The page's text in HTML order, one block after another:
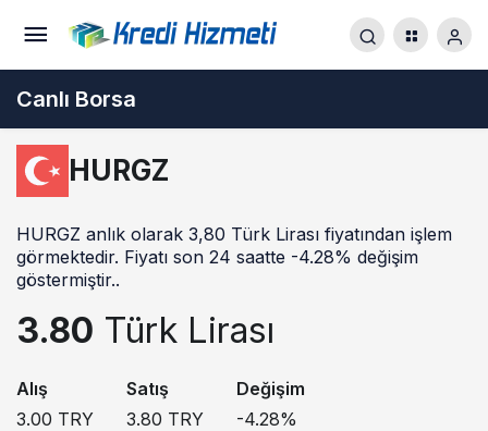
Canlı Borsa
HURGZ
HURGZ anlık olarak 3,80 Türk Lirası fiyatından işlem
görmektedir. Fiyatı son 24 saatte -4.28% değişim
göstermiştir..
3.80 Türk Lirası
Alış
3.00 TRY
Satış
3.80 TRY
Değişim
-4.28%